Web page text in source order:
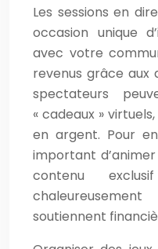
Les sessions en
occasion unique
avec votre
revenus grâce aux
spectateurs
« cadeaux »
en argent. Pour
important
contenu
soutiennent